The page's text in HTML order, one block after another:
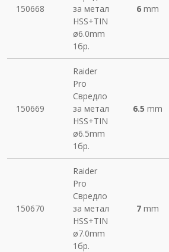
150668
за метал
HSS+TIN
ø6.0mm
1бр.
6mm
150669
Raider
Pro
Свредло
за метал
HSS+TIN
ø6.5mm
1бр.
6.5 mm
150670
Raider
Pro
Свредло
за метал
HSS+TIN
ø7.0mm
1бр.
7mm